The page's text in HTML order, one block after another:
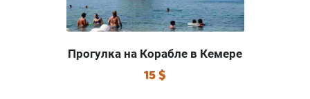
Прогулка на Корабле в Кемере
15 $